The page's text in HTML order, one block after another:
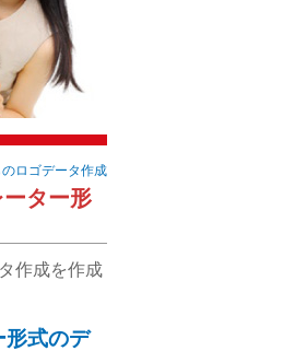
ロゴデータ作成
ター形
作成を作成
形式のデ